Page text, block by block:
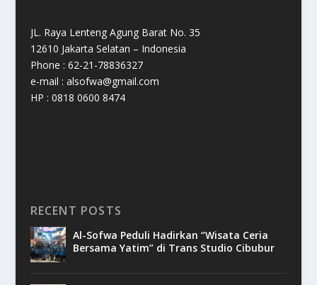
JL. Raya Lenteng Agung Barat No. 35
12610 Jakarta Selatan – Indonesia
Phone : 62-21-78836327
e-mail : alsofwa@gmail.com
HP : 0818 0600 8474
RECENT POSTS
Al-Sofwa Peduli Hadirkan “Wisata Ceria
Bersama Yatim” di Trans Studio Cibubur